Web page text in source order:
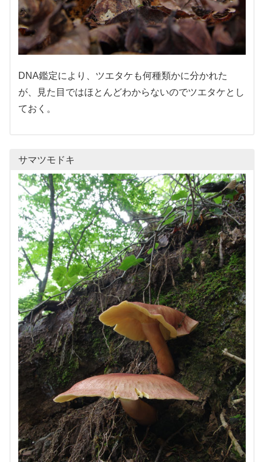
DNA鑑定により、ツエタケも何種類かに分かれた
が、見た目ではほとんどわからないのでツエタケとし
ておく。
サマツモドキ